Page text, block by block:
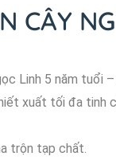
CÂY
Linh 5 năm tuổi
xuất tối đa tinh
trộn tạp chất.